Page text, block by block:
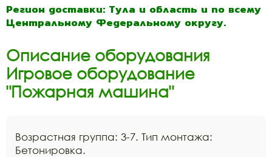
Регион доставки: Тула и область и по всему
Центральному Федеральному округу.
Описание оборудования
Игровое оборудование
"Пожарная машина"
Возрастная группа: 3-7. Тип монтажа:
Бетонировка.